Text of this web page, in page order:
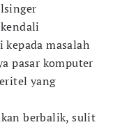
masalah
pasar komputer
yang
berbalik, sulit